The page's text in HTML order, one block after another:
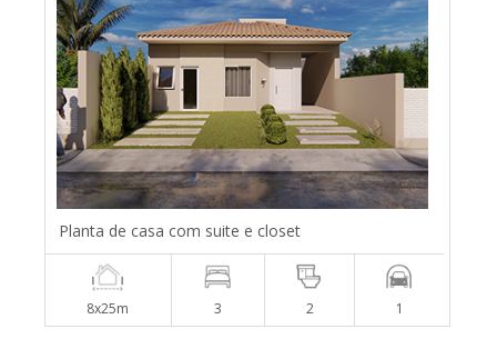
Planta de casa com suite e closet
8x25m 3 2 1